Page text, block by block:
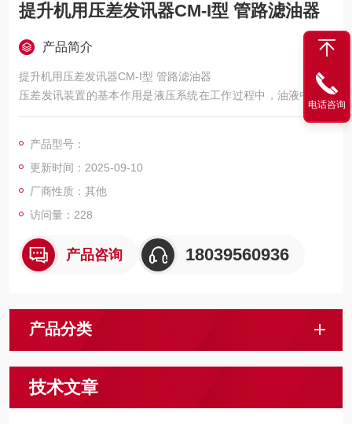
提升机用压差发讯器CM-I型 管路滤油器
产品简介
提升机用压差发讯器CM-I型 管路滤油器
压差发讯装置的基本作用是液压系统在工作过程中，油液中的杂
质微粒被滤油器中滤芯所阻档，从而滤芯逐渐堵塞，产生进出油
通电源或弹出目示标志物，显示发讯讯号，提示操作人员及时清
洗或更换滤芯，确保液压系统正常运行。
产品型号：
更新时间：2025-09-10
厂商性质：其他
访问量：228
产品咨询 18039560936
产品分类
技术文章
电话咨询